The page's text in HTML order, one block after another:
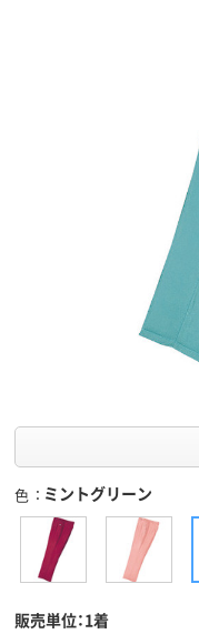
色 ミントグリーン
販売単位：1着